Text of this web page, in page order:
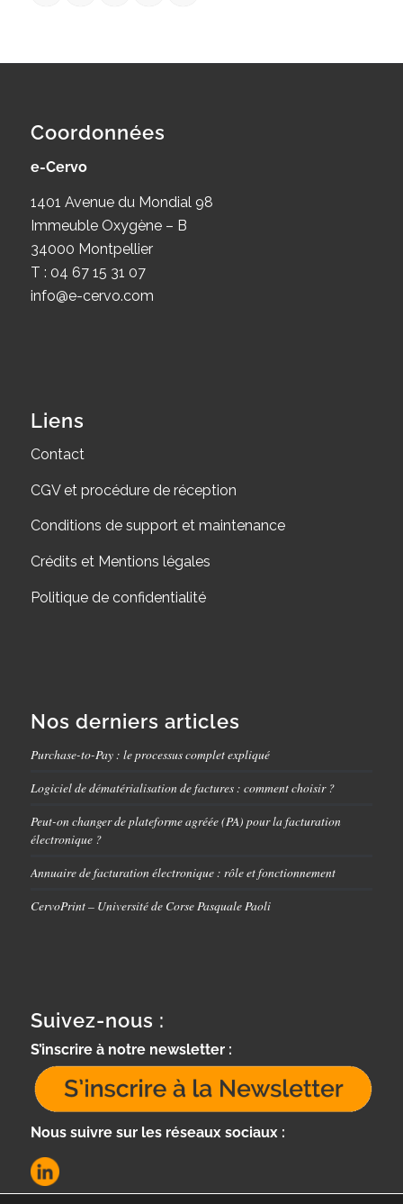
Coordonnées
e-Cervo
1401 Avenue du Mondial 98
Immeuble Oxygène – B
34000 Montpellier
T : 04 67 15 31 07
info@e-cervo.com
Liens
Contact
CGV et procédure de réception
Conditions de support et maintenance
Crédits et Mentions légales
Politique de confidentialité
Nos derniers articles
Purchase-to-Pay : le processus complet expliqué
Logiciel de dématérialisation de factures : comment choisir ?
Peut-on changer de plateforme agréée (PA) pour la facturation
électronique ?
Annuaire de facturation électronique : rôle et fonctionnement
CervoPrint – Université de Corse Pasquale Paoli
Suivez-nous :
S’inscrire à notre newsletter :
Nous suivre sur les réseaux sociaux :